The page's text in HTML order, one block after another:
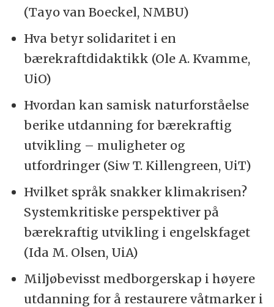
(Tayo van Boeckel, NMBU)
Hva betyr solidaritet i en
bærekraftdidaktikk (Ole A. Kvamme,
UiO)
Hvordan kan samisk naturforståelse
berike utdanning for bærekraftig
utvikling – muligheter og
utfordringer (Siw T. Killengreen, UiT)
Hvilket språk snakker klimakrisen?
Systemkritiske perspektiver på
bærekraftig utvikling i engelskfaget
(Ida M. Olsen, UiA)
Miljøbevisst medborgerskap i høyere
utdanning for å restaurere våtmarker i